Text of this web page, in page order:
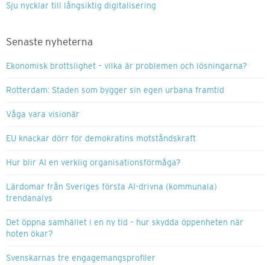
Sju nycklar till långsiktig digitalisering
Senaste nyheterna
Ekonomisk brottslighet – vilka är problemen och lösningarna?
Rotterdam: Staden som bygger sin egen urbana framtid
Våga vara visionär
EU knackar dörr för demokratins motståndskraft
Hur blir AI en verklig organisationsförmåga?
Lärdomar från Sveriges första AI-drivna (kommunala)
trendanalys
Det öppna samhället i en ny tid – hur skydda öppenheten när
hoten ökar?
Svenskarnas tre engagemangsprofiler